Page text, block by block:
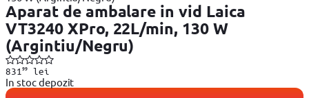
Aparat de ambalare in vid Laica
VT3240 XPro, 22L/min, 130 W
(Argintiu/Negru)
831 99lei
In stoc depozit